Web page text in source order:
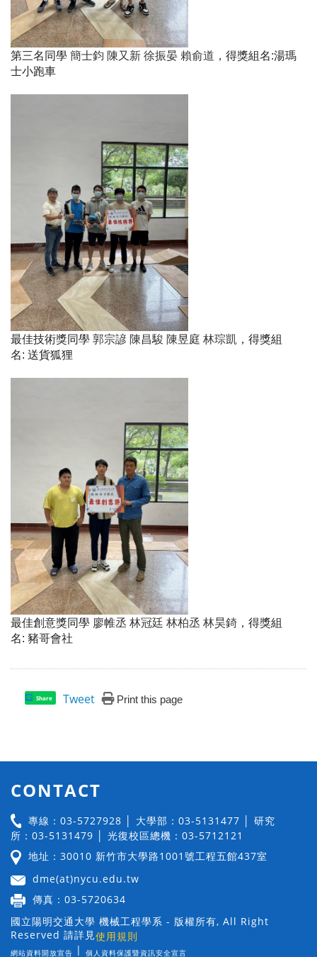
第三名同學 簡士鈞 陳又新 徐振晏 賴俞道 ，得獎組名:湯瑪
士小跑車
最佳技術獎同學 郭宗諺 陳昌駿 陳昱庭 林琮凱 ，得獎組
名: 送貨狐狸
最佳創意獎同學 廖帷丞 林冠廷 林柏丞 林昊錡 ，得獎組
名: 豬哥會社
Share Tweet Print this page
CONTACT
專線：03-5727928 │ 大學部：03-5131477 │ 研究
所：03-5131479 │ 光復校區總機：03-5712121
地址：30010 新竹市大學路1001號工程五館437室
dme(at)nycu.edu.tw
傳真：03-5720634
國立陽明交通大學 機械工程學系 - 版權所有, All Right
Reserved 請詳見使用規則
網站資料開放宣告 | 個人資料保護暨資訊安全宣言